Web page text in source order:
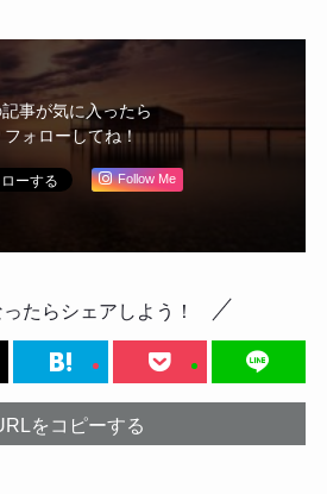
記事が気に入ったら
フォローしてね！
Follow Me
たらシェアしよう！
をコピーする